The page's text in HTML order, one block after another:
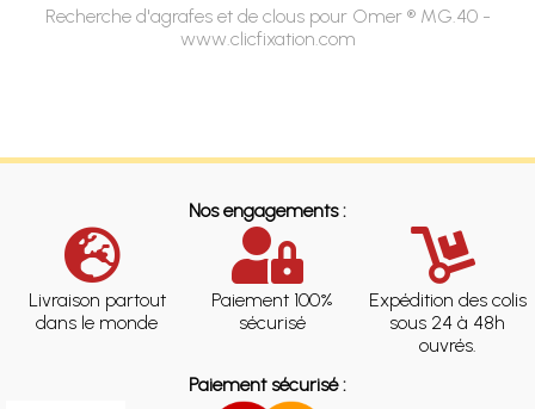
Recherche d'agrafes et de clous pour Omer ® MG.40 -
www.clicfixation.com
Nos engagements :
Livraison partout
dans le monde
Paiement 100%
sécurisé
Expédition des colis
sous 24 à 48h
ouvrés.
Paiement sécurisé :